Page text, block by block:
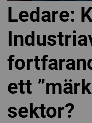
Ledare:
ett
sektor?